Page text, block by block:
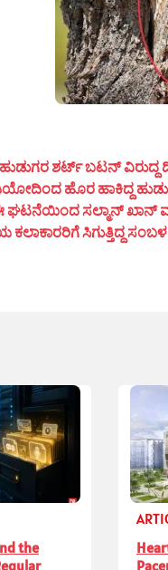
ಶರ್ಟ್ ಬಟನ್ ವಿರುದ್ದ
ಹೊರ ಹಾಕಿದ್ದ
ಘಟನೆಯಿಂದ ಸಲ್ಮಾನ್ ಖಾನ್
ಸಿಗುತ್ತಿದ್ದ ಸಂಬಳ
the